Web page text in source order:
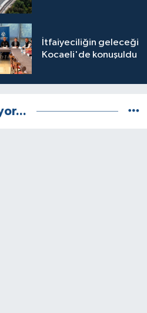
İtfaiyeciliğin geleceği
Kocaeli'de konuşuldu